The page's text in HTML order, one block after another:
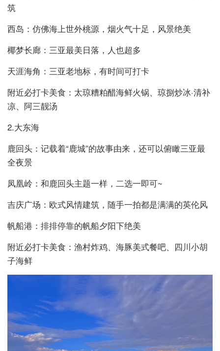
筑
西岛：仿佛海上世外桃源，烟火气十足，风景绝美
椰梦长廊：三亚最美日落，人也超多
天涯海角：三亚老地标，有时间可打卡
附近必打卡美食：太琼糟粕醋海鲜火锅、琼捌炒冰·清补
凉、阿三靓汤
2.大东海
鹿回头：记载着“鹿城”的故事由来，还可以俯瞰三亚最
全夜景
凤凰岭：和鹿回头主题一样，二选一即可~
吉庆广场：欧式风情建筑，随手一拍都是满满的英伦风
帆船港：排排停靠的帆船夕阳下绝美
附近必打卡美食：渔村炸鸡、海豚美式餐吧、四川小胡
子海鲜